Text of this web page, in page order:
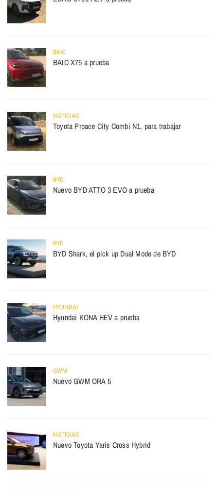
BAIC
BAIC X75 a prueba
NOTICIAS
Toyota Proace City Combi N1, para trabajar
BYD
Nuevo BYD ATTO 3 EVO a prueba
BYD
BYD Shark, el pick up Dual Mode de BYD
HYUNDAI
Hyundai KONA HEV a prueba
GWM
Nuevo GWM ORA 5
NOTICIAS
Nuevo Toyota Yaris Cross Hybrid